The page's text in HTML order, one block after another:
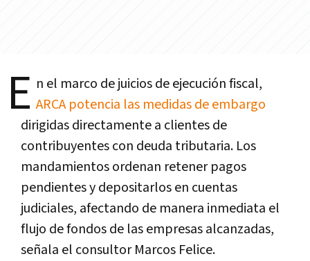
E n el marco de juicios de ejecución fiscal,
ARCA potencia las medidas de embargo
dirigidas directamente a clientes de
contribuyentes con deuda tributaria. Los
mandamientos ordenan retener pagos
pendientes y depositarlos en cuentas
judiciales, afectando de manera inmediata el
flujo de fondos de las empresas alcanzadas,
señala el consultor Marcos Felice.